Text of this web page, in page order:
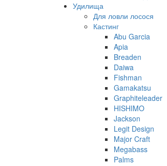
Удилища
Для ловли лосося
Кастинг
Abu Garcia
Apia
Breaden
Daiwa
Fishman
Gamakatsu
Graphiteleader
HISHIMO
Jackson
Legit Design
Major Craft
Megabass
Palms